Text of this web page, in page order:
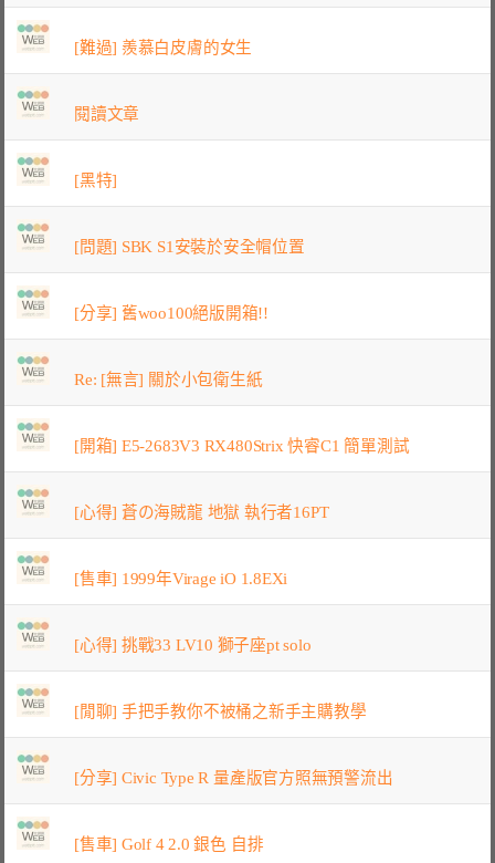
[難過] 羨慕白皮膚的女生
閱讀文章
[黑特]
[問題] SBK S1安裝於安全帽位置
[分享] 舊woo100絕版開箱!!
Re: [無言] 關於小包衛生紙
[開箱] E5-2683V3 RX480Strix 快睿C1 簡單測試
[心得] 蒼の海賊龍 地獄 執行者16PT
[售車] 1999年Virage iO 1.8EXi
[心得] 挑戰33 LV10 獅子座pt solo
[閒聊] 手把手教你不被桶之新手主購教學
[分享] Civic Type R 量產版官方照無預警流出
[售車] Golf 4 2.0 銀色 自排